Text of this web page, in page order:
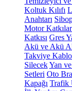
Koltuk Kılıfı
Anahtarı
Motor
Katkısı Gres
Akü ve Akü
Takviye
SilecekYan ve
Setleri Oto
Kapağı Trafik